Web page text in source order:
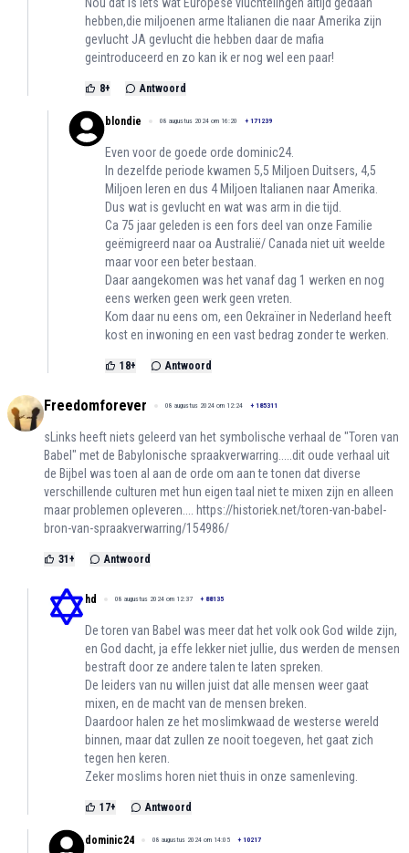
Nou dat is iets wat Europese vluchtelingen altijd gedaan
hebben,die miljoenen arme Italianen die naar Amerika zijn
gevlucht JA gevlucht die hebben daar de mafia
geintroduceerd en zo kan ik er nog wel een paar!
8+ Antwoord
blondie 08 augustus 2024 om 16:20 + 171239
Even voor de goede orde dominic24.
In dezelfde periode kwamen 5,5 Miljoen Duitsers, 4,5
Miljoen Ieren en dus 4 Miljoen Italianen naar Amerika.
Dus wat is gevlucht en wat was arm in die tijd.
Ca 75 jaar geleden is een fors deel van onze Familie
geëmigreerd naar oa Australië/ Canada niet uit weelde
maar voor een beter bestaan.
Daar aangekomen was het vanaf dag 1 werken en nog
eens werken geen werk geen vreten.
Kom daar nu eens om, een Oekraïner in Nederland heeft
kost en inwoning en een vast bedrag zonder te werken.
18+ Antwoord
Freedomforever 08 augustus 2024 om 12:24 + 185311
sLinks heeft niets geleerd van het symbolische verhaal de "Toren van
Babel" met de Babylonische spraakverwarring.....dit oude verhaal uit
de Bijbel was toen al aan de orde om aan te tonen dat diverse
verschillende culturen met hun eigen taal niet te mixen zijn en alleen
maar problemen opleveren.... https://historiek.net/toren-van-babel-
bron-van-spraakverwarring/154986/
31 + Antwoord
hd 08 augustus 2024 om 12:37 + 88135
De toren van Babel was meer dat het volk ook God wilde zijn,
en God dacht, ja effe lekker niet jullie, dus werden de mensen
bestraft door ze andere talen te laten spreken.
De leiders van nu willen juist dat alle mensen weer gaat
mixen, en de macht van de mensen breken.
Daardoor halen ze het moslimkwaad de westerse wereld
binnen, maar dat zullen ze nooit toegeven, het gaat zich
tegen hen keren.
Zeker moslims horen niet thuis in onze samenleving.
17+ Antwoord
dominic24 08 augustus 2024 om 14:05 + 10217